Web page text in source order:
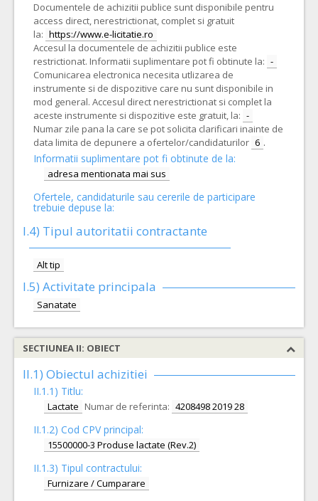
Documentele de achizitii publice sunt disponibile pentru
access direct, nerestrictionat, complet si gratuit
la: https://www.e-licitatie.ro
Accesul la documentele de achizitii publice este
restrictionat. Informatii suplimentare pot fi obtinute la: -
Comunicarea electronica necesita utlizarea de
instrumente si de dispozitive care nu sunt disponibile in
mod general. Accesul direct nerestrictionat si complet la
aceste instrumente si dispozitive este gratuit, la: -
Numar zile pana la care se pot solicita clarificari inainte de
data limita de depunere a ofertelor/candidaturilor 6 .
Informatii suplimentare pot fi obtinute de la:
adresa mentionata mai sus
Ofertele, candidaturile sau cererile de participare
trebuie depuse la:
I.4) Tipul autoritatii contractante
Alt tip
I.5) Activitate principala
Sanatate
SECTIUNEA II: OBIECT
II.1) Obiectul achizitiei
II.1.1) Titlu:
Lactate Numar de referinta: 4208498 2019 28
II.1.2) Cod CPV principal:
15500000-3 Produse lactate (Rev.2)
II.1.3) Tipul contractului:
Furnizare / Cumparare